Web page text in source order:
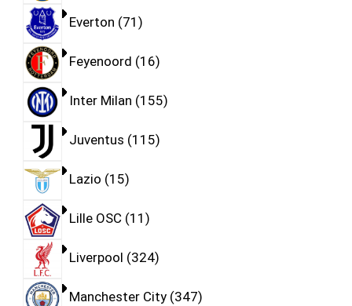
Everton 71
Feyenoord 16
Inter Milan 155
Juventus 115
Lazio 15
Lille OSC 11
Liverpool 324
Manchester City 347